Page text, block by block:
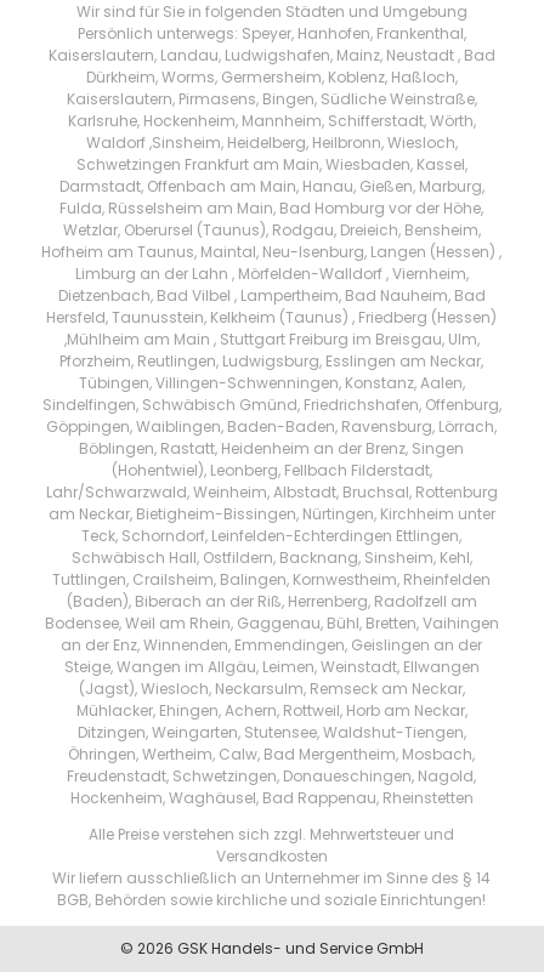
Wir sind für Sie in folgenden Städten und Umgebung
Persönlich unterwegs: Speyer, Hanhofen, Frankenthal,
Kaiserslautern, Landau, Ludwigshafen, Mainz, Neustadt , Bad
Dürkheim, Worms, Germersheim, Koblenz, Haßloch,
Kaiserslautern, Pirmasens, Bingen, Südliche Weinstraße,
Karlsruhe, Hockenheim, Mannheim, Schifferstadt, Wörth,
Waldorf ,Sinsheim, Heidelberg, Heilbronn, Wiesloch,
Schwetzingen Frankfurt am Main, Wiesbaden, Kassel,
Darmstadt, Offenbach am Main, Hanau, Gießen, Marburg,
Fulda, Rüsselsheim am Main, Bad Homburg vor der Höhe,
Wetzlar, Oberursel (Taunus), Rodgau, Dreieich, Bensheim,
Hofheim am Taunus, Maintal, Neu-Isenburg, Langen (Hessen) ,
Limburg an der Lahn , Mörfelden-Walldorf , Viernheim,
Dietzenbach, Bad Vilbel , Lampertheim, Bad Nauheim, Bad
Hersfeld, Taunusstein, Kelkheim (Taunus) , Friedberg (Hessen)
,Mühlheim am Main , Stuttgart Freiburg im Breisgau, Ulm,
Pforzheim, Reutlingen, Ludwigsburg, Esslingen am Neckar,
Tübingen, Villingen-Schwenningen, Konstanz, Aalen,
Sindelfingen, Schwäbisch Gmünd, Friedrichshafen, Offenburg,
Göppingen, Waiblingen, Baden-Baden, Ravensburg, Lörrach,
Böblingen, Rastatt, Heidenheim an der Brenz, Singen
(Hohentwiel), Leonberg, Fellbach Filderstadt,
Lahr/Schwarzwald, Weinheim, Albstadt, Bruchsal, Rottenburg
am Neckar, Bietigheim-Bissingen, Nürtingen, Kirchheim unter
Teck, Schorndorf, Leinfelden-Echterdingen Ettlingen,
Schwäbisch Hall, Ostfildern, Backnang, Sinsheim, Kehl,
Tuttlingen, Crailsheim, Balingen, Kornwestheim, Rheinfelden
(Baden), Biberach an der Riß, Herrenberg, Radolfzell am
Bodensee, Weil am Rhein, Gaggenau, Bühl, Bretten, Vaihingen
an der Enz, Winnenden, Emmendingen, Geislingen an der
Steige, Wangen im Allgäu, Leimen, Weinstadt, Ellwangen
(Jagst), Wiesloch, Neckarsulm, Remseck am Neckar,
Mühlacker, Ehingen, Achern, Rottweil, Horb am Neckar,
Ditzingen, Weingarten, Stutensee, Waldshut-Tiengen,
Öhringen, Wertheim, Calw, Bad Mergentheim, Mosbach,
Freudenstadt, Schwetzingen, Donaueschingen, Nagold,
Hockenheim, Waghäusel, Bad Rappenau, Rheinstetten
Alle Preise verstehen sich zzgl. Mehrwertsteuer und
Versandkosten
Wir liefern ausschließlich an Unternehmer im Sinne des § 14
BGB, Behörden sowie kirchliche und soziale Einrichtungen!
© 2026 GSK Handels- und Service GmbH